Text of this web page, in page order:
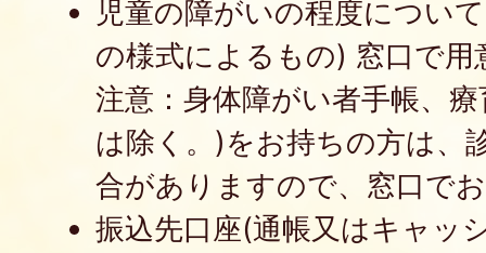
児童の障がいの程度につい
の様式によるもの) 窓口で
注意：身体障がい者手帳、
は除く。)をお持ちの方は、
合がありますので、窓口で
振込先口座(通帳又はキャッ